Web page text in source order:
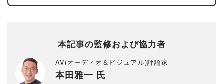
本記事の監修および協力者
AV(オーディオ＆ビジュアル)評論家
本田雅一 氏